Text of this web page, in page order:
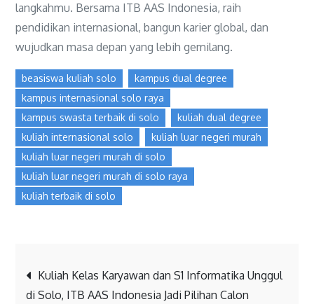
langkahmu. Bersama ITB AAS Indonesia, raih
pendidikan internasional, bangun karier global, dan
wujudkan masa depan yang lebih gemilang.
beasiswa kuliah solo
kampus dual degree
kampus internasional solo raya
kampus swasta terbaik di solo
kuliah dual degree
kuliah internasional solo
kuliah luar negeri murah
kuliah luar negeri murah di solo
kuliah luar negeri murah di solo raya
kuliah terbaik di solo
Kuliah Kelas Karyawan dan S1 Informatika Unggul
di Solo, ITB AAS Indonesia Jadi Pilihan Calon